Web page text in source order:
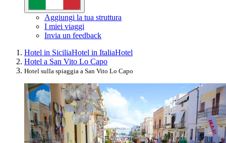
Aggiungi la tua struttura
I miei viaggi
Invia un feedback
Hotel in SiciliaHotel in ItaliaHotel
Hotel a San Vito Lo Capo
Hotel sulla spiaggia a San Vito Lo Capo